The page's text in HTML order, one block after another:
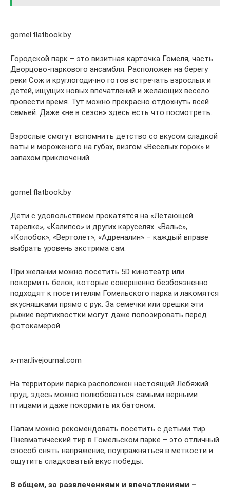
gomel.flatbook.by
Городской парк – это визитная карточка Гомеля, часть
Дворцово-паркового ансамбля. Расположен на берегу
реки Сож и круглогодично готов встречать взрослых и
детей, ищущих новых впечатлений и желающих весело
провести время. Тут можно прекрасно отдохнуть всей
семьей. Даже «не в сезон» здесь есть что посмотреть.
Взрослые смогут вспомнить детство со вкусом сладкой
ваты и мороженого на губах, визгом «Веселых горок» и
запахом приключений.
gomel.flatbook.by
Дети с удовольствием прокатятся на «Летающей
тарелке», «Калипсо» и других каруселях. «Вальс»,
«Колобок», «Вертолет», «Адреналин» – каждый вправе
выбрать уровень экстрима сам.
При желании можно посетить 5D кинотеатр или
покормить белок, которые совершенно безбоязненно
подходят к посетителям Гомельского парка и лакомятся
вкусняшками прямо с рук. За семечки или орешки эти
рыжие вертихвостки могут даже попозировать перед
фотокамерой.
x-mar.livejournal.com
На территории парка расположен настоящий Лебяжий
пруд, здесь можно полюбоваться самыми верными
птицами и даже покормить их батоном.
Папам можно рекомендовать посетить с детьми тир.
Пневматический тир в Гомельском парке – это отличный
способ снять напряжение, поупражняться в меткости и
ощутить сладковатый вкус победы.
В общем, за развлечениями и впечатлениями –